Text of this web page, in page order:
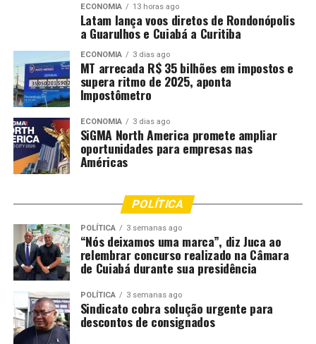
Comentários
RELATED TOPICS: AULAS BASE
CUIABA..CBA
DESTAQUE ESTUDANTES INGLESA
JÁ
LÍNGUA
TÊM
UP NEXT
Sine oferece vaga de Auxiliar Administrativo sem
experiência para PCDs com Ensino Fundamental
DON'T MISS
Projeto da Escola São Cristóvão é reconhecido pelo
ECONOMIA 13 horas ago
Latam lança voos diretos de Rondonópolis
a Guarulhos e Cuiabá a Curitiba
ECONOMIA 3 dias ago
MT arrecada R$ 35 bilhões em impostos e
supera ritmo de 2025, aponta
Impostômetro
ECONOMIA 3 dias ago
SiGMA North America promete ampliar
oportunidades para empresas nas
Américas
POLÍTICA
POLÍTICA 3 semanas ago
“Nós deixamos uma marca”, diz Juca ao
relembrar concurso realizado na Câmara
de Cuiabá durante sua presidência
POLÍTICA 3 semanas ago
Sindicato cobra solução urgente para
descontos de consignados